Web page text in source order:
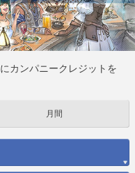
カンパニークレジットを
月間